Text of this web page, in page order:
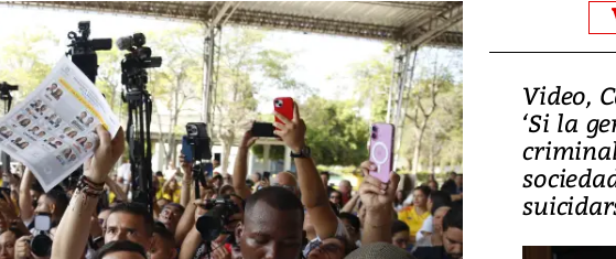
Video, Japón: Terremoto
deja heridos y graves
daños en Kumamoto
Video,
‘Si la